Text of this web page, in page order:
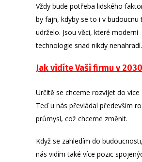
Vždy bude potřeba lidského
by fajn, kdyby se to i v budoucnu
udrželo. Jsou věci, které moderní
technologie snad nikdy nenahradí.
Jak vidíte Vaši firmu v
Určitě se chceme rozvíjet do více
Teď u nás převládal především
průmysl, což chceme změnit.
Když se zahledím do
nás vidím také více pozic